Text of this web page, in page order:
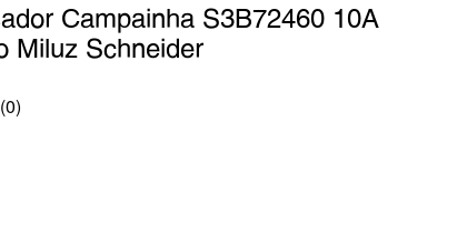
Campainha S3B72460 10A
Miluz Schneider
(0)